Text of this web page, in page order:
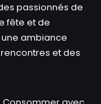
passionnés de
fête et de
ambiance
et des